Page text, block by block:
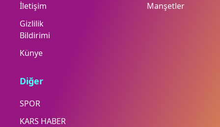
İletişim
Gizlilik
Bildirimi
Künye
Manşetler
Diğer
SPOR
KARS HABER